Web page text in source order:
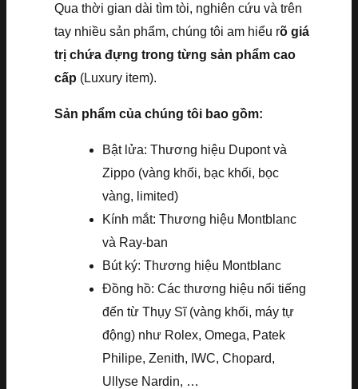
Qua thời gian dài tìm tòi, nghiên cứu và trên
tay nhiều sản phẩm, chúng tôi am hiểu rõ giá
trị chứa đựng trong từng sản phẩm cao
cấp (Luxury item).
Sản phẩm của chúng tôi bao gồm:
Bật lửa: Thương hiệu Dupont và
Zippo (vàng khối, bạc khối, bọc
vàng, limited)
Kính mắt: Thương hiệu Montblanc
và Ray-ban
Bút ký: Thương hiệu Montblanc
Đồng hồ: Các thương hiệu nổi tiếng
đến từ Thụy Sĩ (vàng khối, máy tự
động) như Rolex, Omega, Patek
Philipe, Zenith, IWC, Chopard,
Ullyse Nardin, …